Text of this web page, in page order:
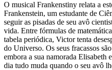
O musical Frankenstiny relata a
Frankenstein, um estudante de
seguir as pisadas de seu avô
vida. Entre fórmulas de
tabela periódica, Victor tenta
do Universo. Os seus fracassos
embora a sua namorada Elisabeth
dia tudo muda quando o seu avô